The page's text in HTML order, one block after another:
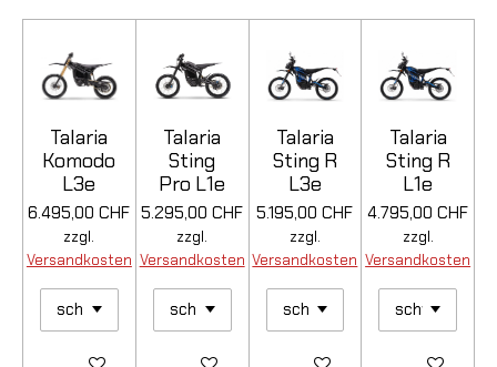
Talaria
Komodo
L3e
6.495,00 CHF
zzgl.
Versandkosten
Talaria
Sting
Pro L1e
5.295,00 CHF
zzgl.
Versandkosten
Talaria
Sting R
L3e
5.195,00 CHF
zzgl.
Versandkosten
Talaria
Sting R
L1e
4.795,00 CHF
zzgl.
Versandkosten